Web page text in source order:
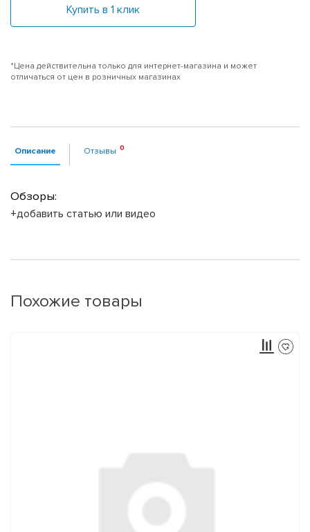
Купить в 1 клик
*Цена действительна только для интернет-магазина и может
отличаться от цен в розничных магазинах
Описание Отзывы
Обзоры:
+добавить статью или видео
Похожие товары